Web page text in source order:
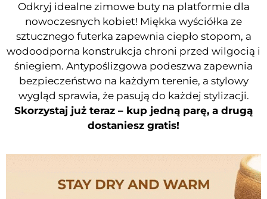
Odkryj idealne zimowe buty na platformie dla
nowoczesnych kobiet! Miękka wyściółka ze
sztucznego futerka zapewnia ciepło stopom, a
wodoodporna konstrukcja chroni przed wilgocią i
śniegiem. Antypoślizgowa podeszwa zapewnia
bezpieczeństwo na każdym terenie, a stylowy
wygląd sprawia, że ​​pasują do każdej stylizacji.
Skorzystaj już teraz – kup jedną parę, a drugą
dostaniesz gratis!